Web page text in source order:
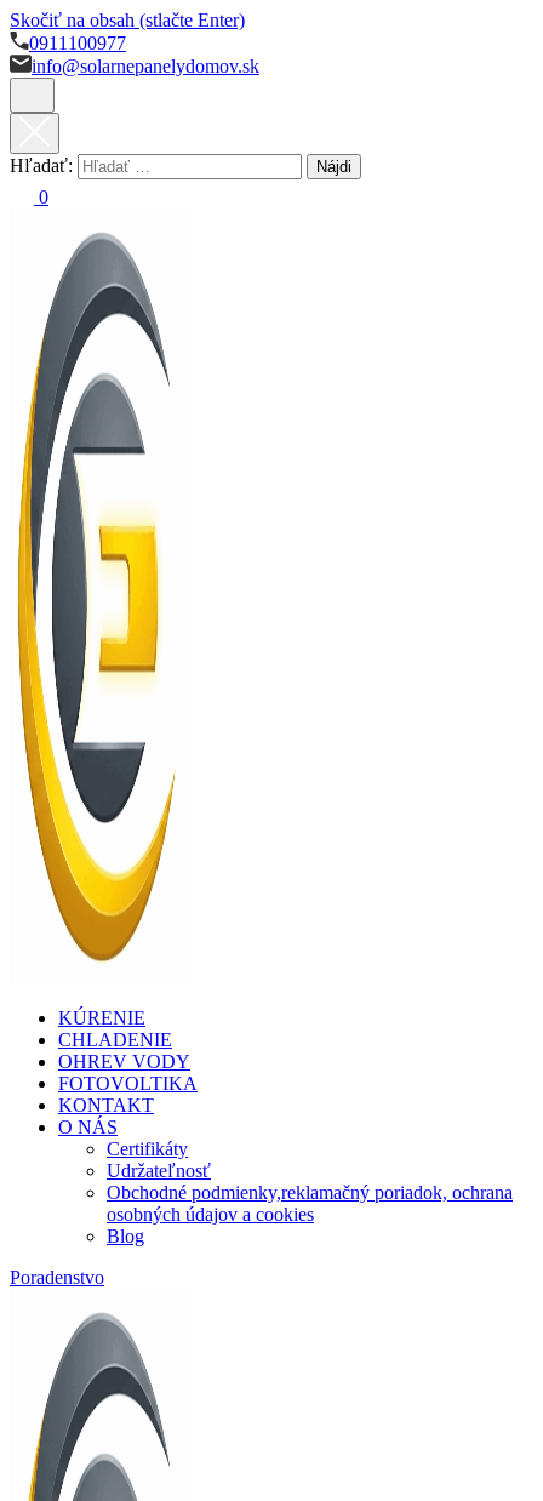
Skočiť na obsah (stlačte Enter)
0911100977
info@solarnepanelydomov.sk
Hľadať:
0
solarnepanelydomov.sk
Vykurovanie, chladenie, ohrev vody a fotovoltika
KÚRENIE
CHLADENIE
OHREV VODY
FOTOVOLTIKA
KONTAKT
O NÁS
Certifikáty
Udržateľnosť
Obchodné podmienky,reklamačný poriadok, ochrana
osobných údajov a cookies
Blog
Poradenstvo